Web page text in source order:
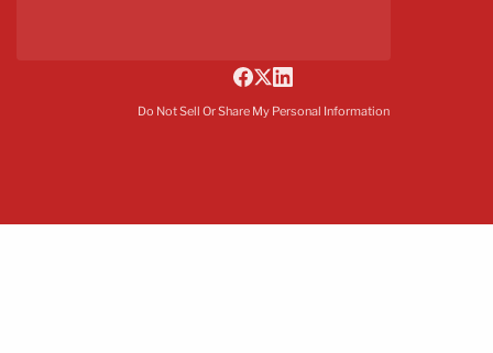
Do Not Sell Or Share My Personal Information